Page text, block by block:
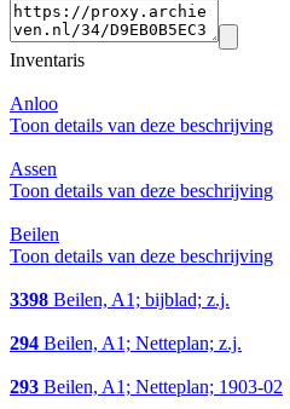
Inventaris
Anloo
Toon details van deze beschrijving
Assen
Toon details van deze beschrijving
Beilen
Toon details van deze beschrijving
3398 Beilen, A1; bijblad; z.j.
294 Beilen, A1; Netteplan; z.j.
293 Beilen, A1; Netteplan; 1903-02